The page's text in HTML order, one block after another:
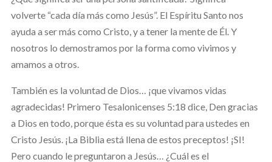
volverte “cada día más como Jesús”. El Espíritu Santo nos
ayuda a ser más como Cristo, y a tener la mente de Él. Y
nosotros lo demostramos por la forma como vivimos y
amamos a otros.
También es la voluntad de Dios… ¡que vivamos vidas
agradecidas! Primero Tesalonicenses 5:18 dice, Den gracias
a Dios en todo, porque ésta es su voluntad para ustedes en
Cristo Jesús. ¡La Biblia está llena de estos preceptos! ¡SI!
Pero cuando le preguntaron a Jesús… ¿Cuál es el